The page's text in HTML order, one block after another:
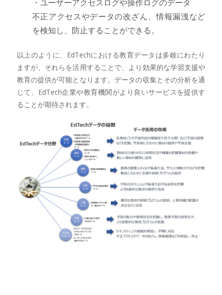
・ユーザーアクセスログや操作ログのデータ
不正アクセスやデータの改ざん、情報漏洩など
を検知し、防止することができる。
以上のように、EdTechにおける教育データは多岐にわたり
ますが、それらを活用することで、より効果的な学習支援や
教育の提供が可能となります。データの収集とその分析を通
じて、EdTech企業や教育機関がより良いサービスを提供す
ることが期待されます。